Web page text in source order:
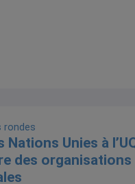
rondes
Nations Unies à
des organisations